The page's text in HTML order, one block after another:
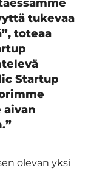
tukevaa
toteaa
Startup
aivan
olevan yksi